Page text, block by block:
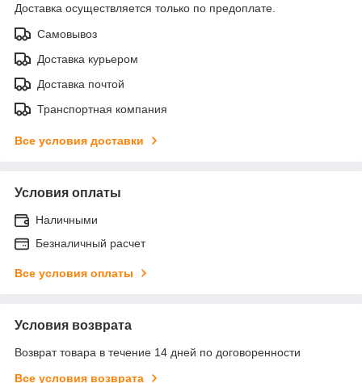
Доставка осуществляется только по предоплате.
Самовывоз
Доставка курьером
Доставка почтой
Транспортная компания
Все условия доставки
Условия оплаты
Наличными
Безналичный расчет
Все условия оплаты
Условия возврата
Возврат товара в течение 14 дней по договоренности
Все условия возврата